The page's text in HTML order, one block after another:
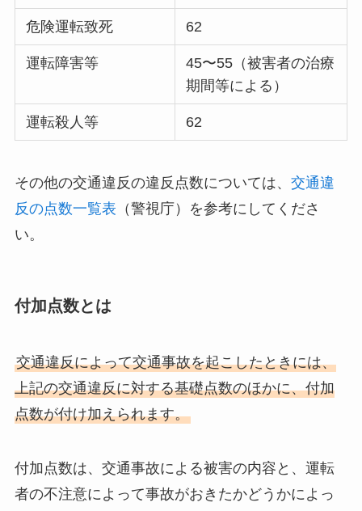
危険運転致死 62
運転障害等
45〜55（被害者の治療
期間等による）
運転殺人等 62
その他の交通違反の違反点数については、 交通違
反の点数一覧表 （警視庁）を参考にしてくださ
い。
付加点数とは
交通違反によって交通事故を起こしたときには、
上記の交通違反に対する基礎点数のほかに、付加
点数が付け加えられます。
付加点数は、交通事故による被害の内容と、運転
者の不注意によって事故がおきたかどうかによっ